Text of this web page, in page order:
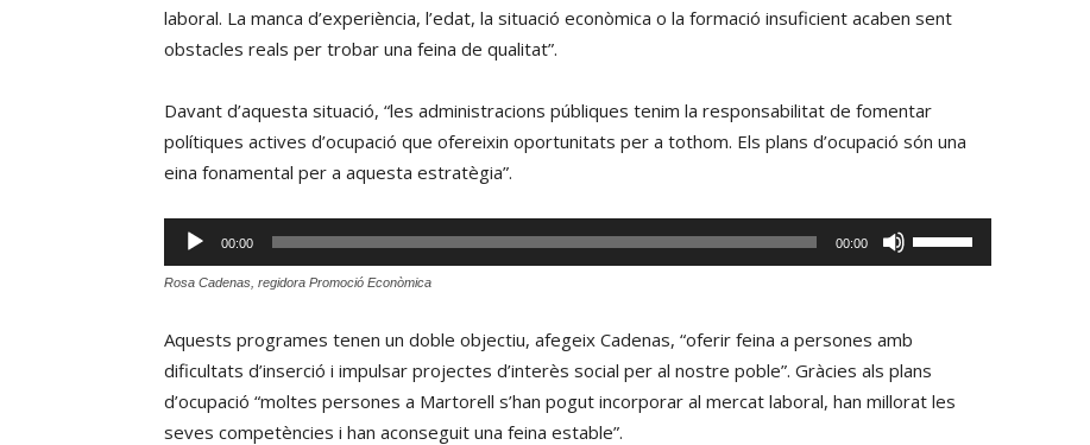
laboral. La manca d’experiència, l’edat, la situació econòmica o la formació insuficient acaben sent
obstacles reals per trobar una feina de qualitat”.
Davant d’aquesta situació, “les administracions públiques tenim la responsabilitat de fomentar
polítiques actives d’ocupació que ofereixin oportunitats per a tothom. Els plans d’ocupació són una
eina fonamental per a aquesta estratègia”.
Reproductor
d'àudio
00:00 00:00
servir
Rosa Cadenas, regidora Promoció Econòmica
Aquests programes tenen un doble objectiu, afegeix Cadenas, “oferir feina a persones amb
dificultats d’inserció i impulsar projectes d’interès social per al nostre poble”. Gràcies als plans
d’ocupació “moltes persones a Martorell s’han pogut incorporar al mercat laboral, han millorat les
seves competències i han aconseguit una feina estable”.